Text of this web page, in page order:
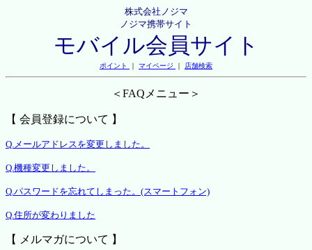
株式会社ノジマ
ノジマ携帯サイト
モバイル会員サイト
ポイント ｜ マイページ ｜ 店舗検索
＜FAQメニュー＞
【 会員登録について 】
Q.メールアドレスを変更しました。
Q.機種変更しました。
Q.パスワードを忘れてしまった。(スマートフォン)
Q.住所が変わりました
【 メルマガについて 】